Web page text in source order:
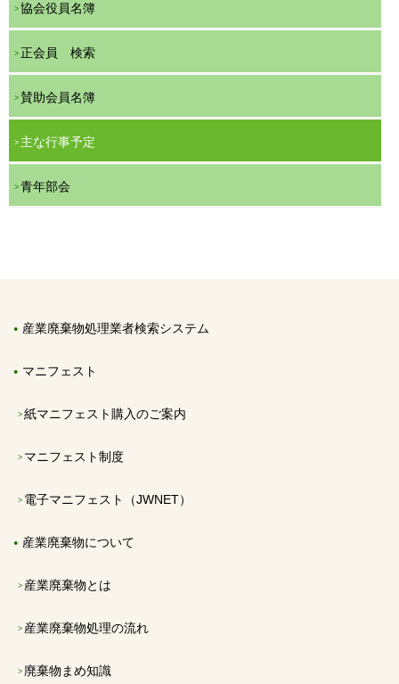
協会役員名簿
正会員 検索
賛助会員名簿
主な行事予定
青年部会
産業廃棄物処理業者検索システム
マニフェスト
紙マニフェスト購入のご案内
マニフェスト制度
電子マニフェスト（JWNET）
産業廃棄物について
産業廃棄物とは
産業廃棄物処理の流れ
廃棄物まめ知識